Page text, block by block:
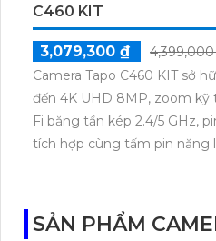
C460 KIT
3,079,300 ₫
Camera Tapo C460 KIT sở
đến 4K UHD 8MP, zoom kỹ
Fi băng tần kép 2.4/5 GHz,
tích hợp cùng tấm pin năng
SẢN PHẨM